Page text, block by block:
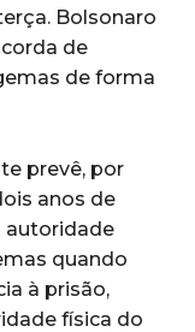
Bolsonaro
de
de forma
prevê, por
anos de
autoridade
quando
à prisão,
física do